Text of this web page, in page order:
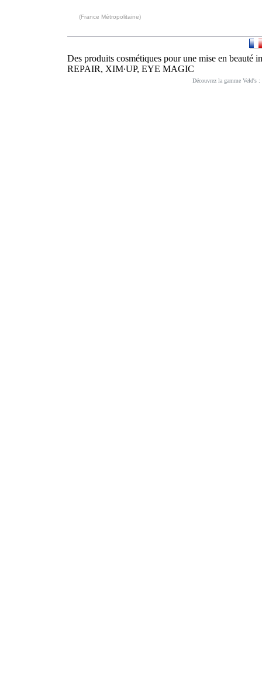
(France Métropolitaine)
Des produits cosmétiques pour une mise en
REPAIR, XIM∙UP, EYE MAGIC
Découvrez la gamme Veld's :